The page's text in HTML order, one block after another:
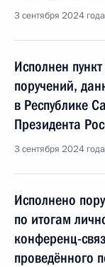
3 сентября 2024
Исполнен
поручений,
в Республике
Президента
3 сентября 2024
Исполнено
по итогам
конференц-
проведённого